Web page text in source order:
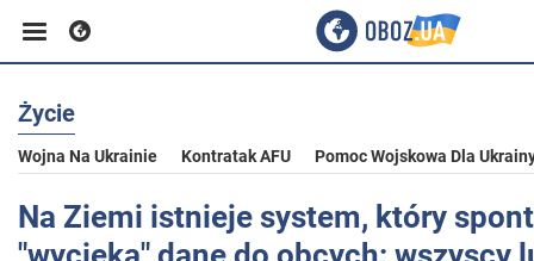
Biznes
Sport
Życie
Wojna Na Ukrainie Kontratak AFU Pomoc Wojskowa Dla
Na Ziemi istnieje system, który